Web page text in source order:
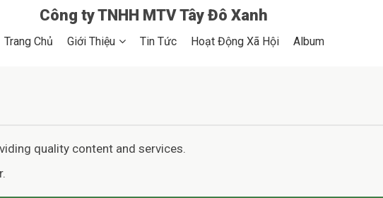
Công ty TNHH MTV Tây Đô Xanh
Trang Chủ Giới Thiệu Tin Tức Hoạt Động Xã Hội Album
Trang Chủ
Hoạt Động Xã Hội
quality content and services.